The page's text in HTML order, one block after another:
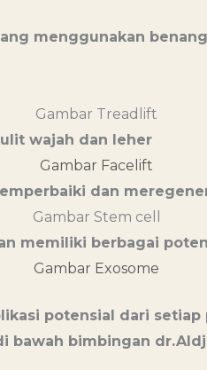
menggunakan
wajah dan leher
dan
memiliki berbagai
potensial dari
bawah bimbingan